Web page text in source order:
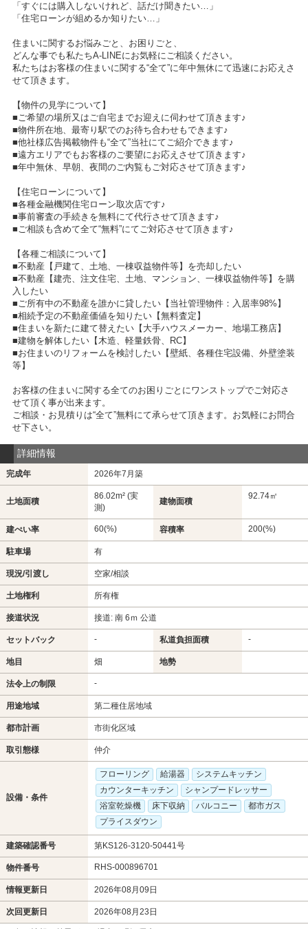
「すぐには購入しないけれど、話だけ聞きたい…」
「住宅ローンが組めるか知りたい…」
住まいに関するお悩みごと、お困りごと、
どんな事でも私たちA-LINEにお気軽にご相談ください。
私たちはお客様の住まいに関する“全て”に年中無休にて迅速にお応えさ
せて頂きます。
【物件の見学について】
■ご希望の場所又はご自宅までお迎えに伺わせて頂きます♪
■物件所在地、最寄り駅でのお待ち合わせもできます♪
■他社様広告掲載物件も“全て”当社にてご紹介できます♪
■遠方エリアでもお客様のご要望にお応えさせて頂きます♪
■年中無休、早朝、夜間のご内覧もご対応させて頂きます♪
【住宅ローンについて】
■各種金融機関住宅ローン取次店です♪
■事前審査の手続きを無料にて代行させて頂きます♪
■ご相談も含めて全て“無料”にてご対応させて頂きます♪
【各種ご相談について】
■不動産【戸建て、土地、一棟収益物件等】を売却したい
■不動産【建売、注文住宅、土地、マンション、一棟収益物件等】を購
入したい
■ご所有中の不動産を誰かに貸したい【当社管理物件：入居率98%】
■相続予定の不動産価値を知りたい【無料査定】
■住まいを新たに建て替えたい【大手ハウスメーカー、地場工務店】
■建物を解体したい【木造、軽量鉄骨、RC】
■お住まいのリフォームを検討したい【壁紙、各種住宅設備、外壁塗装
等】
お客様の住まいに関する全てのお困りごとにワンストップでご対応さ
せて頂く事が出来ます。
ご相談・お見積りは“全て”無料にて承らせて頂きます。お気軽にお問合
せ下さい。
詳細情報
完成年 2026年7月築
土地面積
86.02m² (実
測)
建物面積
92.74㎡
建ぺい率 60(%) 容積率 200(%)
駐車場 有
現況/引渡し 空家/相談
土地権利 所有権
接道状況 接道: 南 6ｍ 公道
セットバック - 私道負担面積 -
地目 畑 地勢
法令上の制限 -
用途地域 第二種住居地域
都市計画 市街化区域
取引態様 仲介
設備・条件
フローリング 給湯器
システムキッチン
カウンターキッチン
シャンプードレッサー
浴室乾燥機
床下収納 バルコニー
都市ガス
プライスダウン
建築確認番号 第KS126-3120-50441号
物件番号 RHS-000896701
情報更新日 2026年08月09日
次回更新日 2026年08月23日